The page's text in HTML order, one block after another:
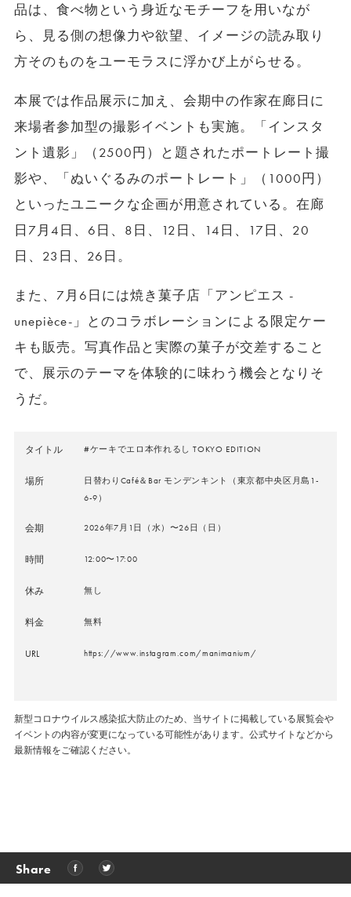
品は、食べ物という身近なモチーフを用いなが
ら、見る側の想像力や欲望、イメージの読み取り
方そのものをユーモラスに浮かび上がらせる。
本展では作品展示に加え、会期中の作家在廊日に
来場者参加型の撮影イベントも実施。「インスタ
ント遺影」（2500円）と題されたポートレート撮
影や、「ぬいぐるみのポートレート」（1000円）
といったユニークな企画が用意されている。在廊
日7月4日、6日、8日、12日、14日、17日、20
日、23日、26日。
また、7月6日には焼き菓子店「アンピエス -
unepièce-」とのコラボレーションによる限定ケー
キも販売。写真作品と実際の菓子が交差すること
で、展示のテーマを体験的に味わう機会となりそ
うだ。
タイトル #ケーキでエロ本作れるし TOKYO EDITION
場所
日替わりCafé＆Bar モンデンキント（東京都中央区月島1-
6-9）
会期 2026年7月1日（水）〜26日（日）
時間 12:00〜17:00
休み 無し
料金 無料
URL https://www.instagram.com/manimanium/
新型コロナウイルス感染拡大防止のため、当サイトに掲載している展覧会や
イベントの内容が変更になっている可能性があります。公式サイトなどから
最新情報をご確認ください。
Share